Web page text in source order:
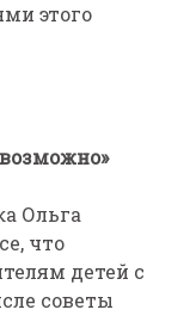
этого
Ольга
что
детей с
советы